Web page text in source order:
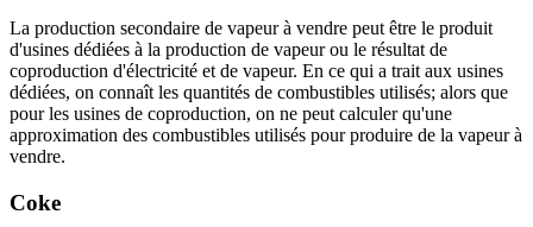
La production secondaire de vapeur à vendre peut être le produit
d'usines dédiées à la production de vapeur ou le résultat de
coproduction d'électricité et de vapeur. En ce qui a trait aux usines
dédiées, on connaît les quantités de combustibles utilisés; alors que
pour les usines de coproduction, on ne peut calculer qu'une
approximation des combustibles utilisés pour produire de la vapeur à
vendre.
Coke